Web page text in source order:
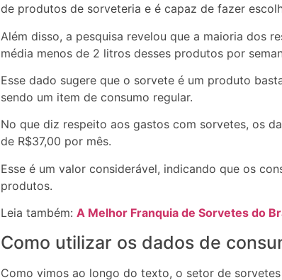
de produtos de sorveteria e é capaz de fazer
Além disso, a pesquisa revelou que a maioria dos
média menos de 2 litros desses produtos por
Esse dado sugere que o sorvete é um produto
sendo um item de consumo regular.
No que diz respeito aos gastos com sorvetes, os
de R$37,00 por mês.
Esse é um valor considerável, indicando que os
produtos.
Leia também: A Melhor Franquia de Sorvetes do
Como utilizar os dados de
Como vimos ao longo do texto, o setor de